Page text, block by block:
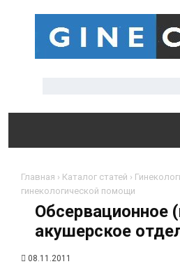
Главная › Каталог статей ›
гинекологической помощи
Обсервационное
акушерское
08.11.2011